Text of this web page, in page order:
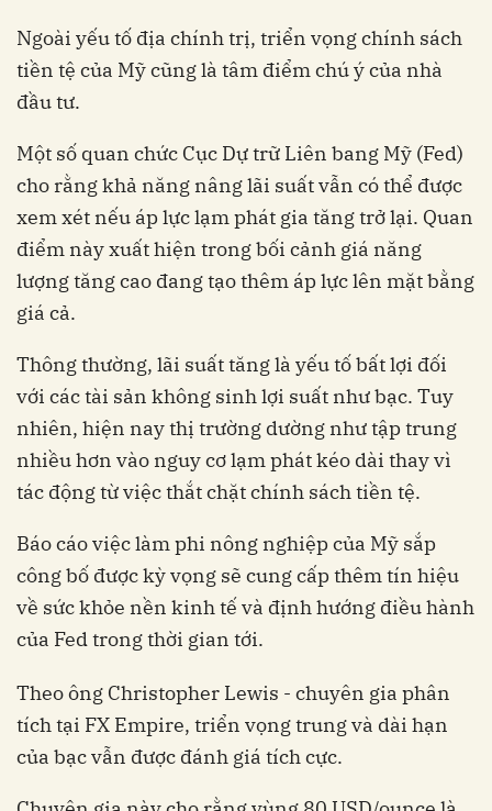
Ngoài yếu tố địa chính trị, triển vọng chính sách
tiền tệ của Mỹ cũng là tâm điểm chú ý của nhà
đầu tư.
Một số quan chức Cục Dự trữ Liên bang Mỹ (Fed)
cho rằng khả năng nâng lãi suất vẫn có thể được
xem xét nếu áp lực lạm phát gia tăng trở lại. Quan
điểm này xuất hiện trong bối cảnh giá năng
lượng tăng cao đang tạo thêm áp lực lên mặt bằng
giá cả.
Thông thường, lãi suất tăng là yếu tố bất lợi đối
với các tài sản không sinh lợi suất như bạc. Tuy
nhiên, hiện nay thị trường dường như tập trung
nhiều hơn vào nguy cơ lạm phát kéo dài thay vì
tác động từ việc thắt chặt chính sách tiền tệ.
Báo cáo việc làm phi nông nghiệp của Mỹ sắp
công bố được kỳ vọng sẽ cung cấp thêm tín hiệu
về sức khỏe nền kinh tế và định hướng điều hành
của Fed trong thời gian tới.
Theo ông Christopher Lewis - chuyên gia phân
tích tại FX Empire, triển vọng trung và dài hạn
của bạc vẫn được đánh giá tích cực.